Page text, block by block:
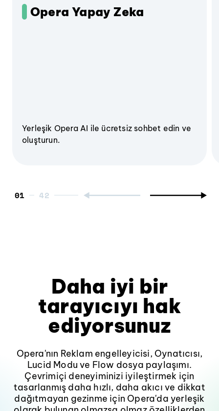
Opera Yapay Zeka
Yerleşik Opera AI ile ücretsiz sohbet edin ve
oluşturun.
01
Daha iyi bir
tarayıcıyı hak
ediyorsunuz
Opera'nın Reklam engelleyicisi, Oynatıcısı,
Lucid Modu ve Flow dosya paylaşımı.
Çevrimiçi deneyiminizi iyileştirmek için
tasarlanmış daha hızlı, daha akıcı ve dikkat
dağıtmayan gezinme için Opera'da yerleşik